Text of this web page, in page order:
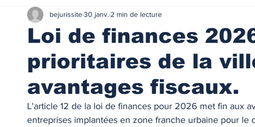
Finances/Investissement Assurance MARCHES IMMOBILIES &
Prix de l'immobilier Immobilier ancien Immobilier neuf
Loyers de référence
Loi de finances
prioritaires de la
avantages fiscaux.
bejurissite30 janv.2 min de lecture
L'article 12 de la loi de finances pour 2026 met fin aux
entreprises implantées en zone franche urbaine pour le